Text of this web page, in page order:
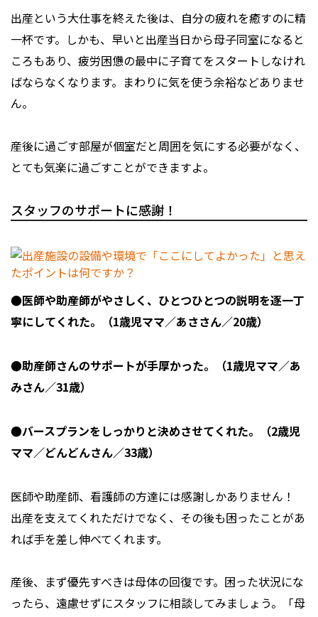
出産という大仕事を終えた後は、自分の疲れを癒すのに精
一杯です。しかも、早いと出産当日から母子同室になると
ころもあり、疲労困憊の最中に子育てをスタートしなけれ
ばならなくなります。まわりに気を使う余裕などありませ
ん。
産後に過ごす部屋が個室だと周囲を気にする必要がなく、
とても気楽に過ごすことができますよ。
スタッフのサポートに感謝！
●医師や助産師がやさしく、ひとつひとつの説明を逐一丁
寧にしてくれた。（1歳児ママ／あささん／20歳）
●助産師さんのサポートが手厚かった。（1歳児ママ／あ
みさん／31歳）
●バースプランをしっかりと決めさせてくれた。（2歳児
ママ／どんどんさん／33歳）
医師や助産師、看護師の方達には感謝しかありません！
出産を支えてくれただけでなく、その後も困ったことがあ
れば手を差し伸べてくれます。
産後、まず優先すべきは母体の回復です。困った状況にな
ったら、遠慮せずにスタッフに相談してみましょう。「母